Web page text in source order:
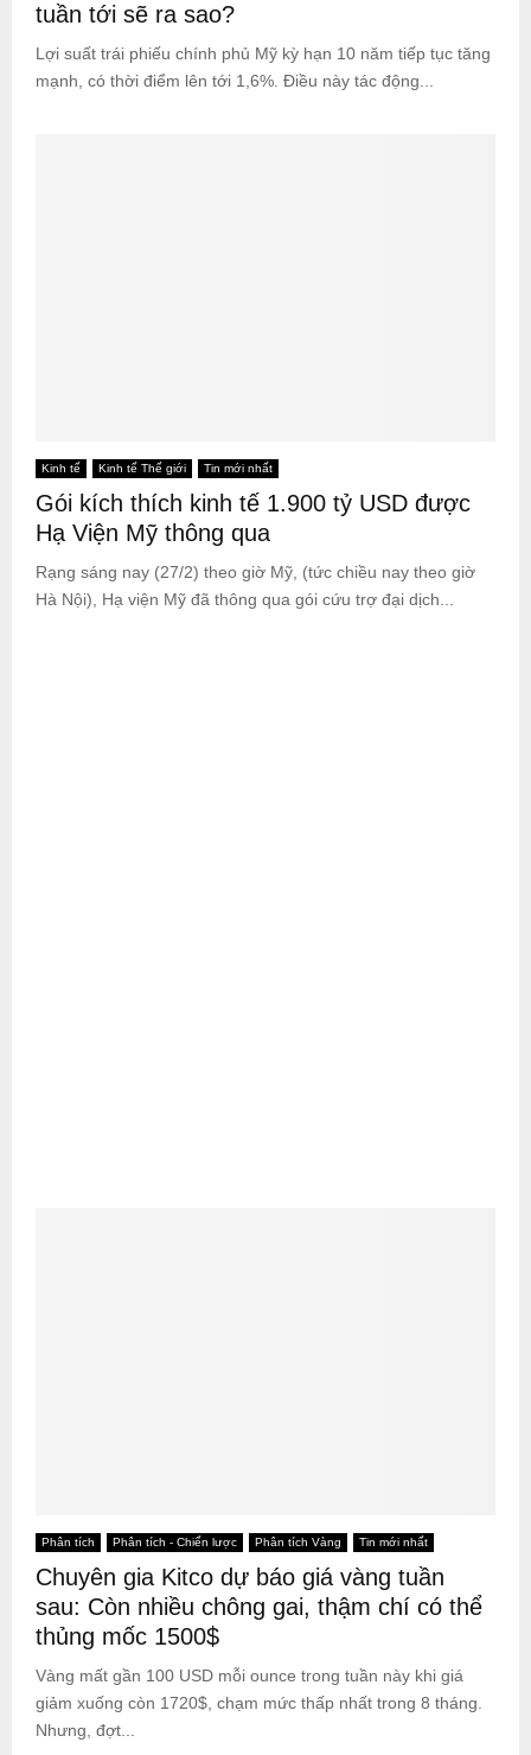
tuần tới sẽ ra sao?
Lợi suất trái phiếu chính phủ Mỹ kỳ hạn 10 năm tiếp tục tăng
mạnh, có thời điểm lên tới 1,6%. Điều này tác động...
Kinh tế Kinh tế Thế giới Tin mới nhất
Gói kích thích kinh tế 1.900 tỷ USD được
Hạ Viện Mỹ thông qua
Rạng sáng nay (27/2) theo giờ Mỹ, (tức chiều nay theo giờ
Hà Nội), Hạ viện Mỹ đã thông qua gói cứu trợ đại dịch...
Phân tích Phân tích - Chiến lược Phân tích Vàng Tin mới nhất
Chuyên gia Kitco dự báo giá vàng tuần
sau: Còn nhiều chông gai, thậm chí có thể
thủng mốc 1500$
Vàng mất gần 100 USD mỗi ounce trong tuần này khi giá
giảm xuống còn 1720$, chạm mức thấp nhất trong 8 tháng.
Nhưng, đợt...